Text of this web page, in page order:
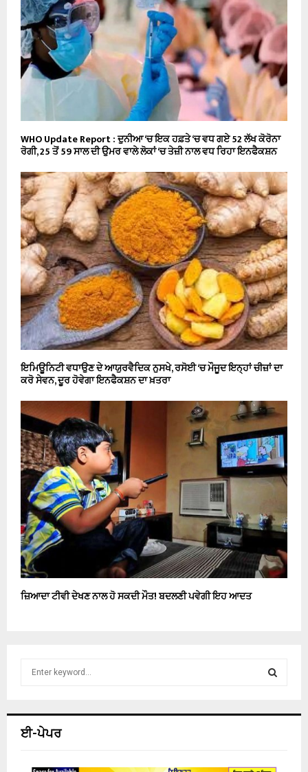
WHO Update Report : ਦੁਨੀਆ ‘ਚ ਇਕ ਹਫ਼ਤੇ ‘ਚ ਵਧ ਗਏ 52 ਲੱਖ ਕੋਰੋਨਾ
ਰੋਗੀ, 25 ਤੋਂ 59 ਸਾਲ ਦੀ ਉਮਰ ਵਾਲੇ ਲੋਕਾਂ ‘ਚ ਤੇਜ਼ੀ ਨਾਲ ਵਧ ਰਿਹਾ ਇਨਫੈਕਸ਼ਨ
ਇਮਿਊਨਿਟੀ ਵਧਾਉਣ ਦੇ ਆਯੁਰਵੈਦਿਕ ਨੁਸਖੇ, ਰਸੋਈ ‘ਚ ਮੌਜੂਦ ਇਨ੍ਹਾਂ ਚੀਜ਼ਾਂ ਦਾ
ਕਰੋ ਸੇਵਨ, ਦੂਰ ਹੋਵੇਗਾ ਇਨਫੈਕਸ਼ਨ ਦਾ ਖ਼ਤਰਾ
ਜ਼ਿਆਦਾ ਟੀਵੀ ਦੇਖਣ ਨਾਲ ਹੋ ਸਕਦੀ ਮੌਤ! ਬਦਲਣੀ ਪਵੇਗੀ ਇਹ ਆਦਤ
h
ਈ-ਪੇਪਰ